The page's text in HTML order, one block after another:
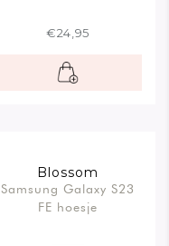
€24,95
Blossom
Samsung Galaxy S23
FE hoesje